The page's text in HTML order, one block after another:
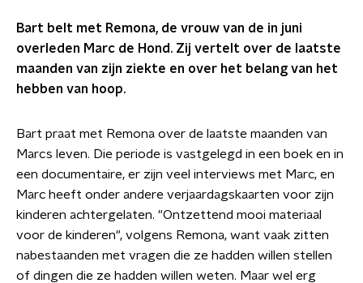
Bart belt met Remona, de vrouw van de in juni
overleden Marc de Hond. Zij vertelt over de laatste
maanden van zijn ziekte en over het belang van het
hebben van hoop.
Bart praat met Remona over de laatste maanden van
Marcs leven. Die periode is vastgelegd in een boek en in
een documentaire, er zijn veel interviews met Marc, en
Marc heeft onder andere verjaardagskaarten voor zijn
kinderen achtergelaten. "Ontzettend mooi materiaal
voor de kinderen", volgens Remona, want vaak zitten
nabestaanden met vragen die ze hadden willen stellen
of dingen die ze hadden willen weten. Maar wel erg